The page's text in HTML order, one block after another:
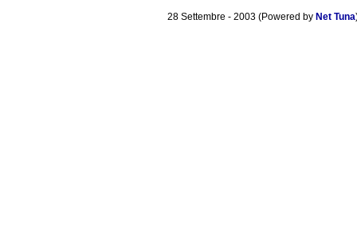
28 Settembre - 2003 (Powered by Net Tuna